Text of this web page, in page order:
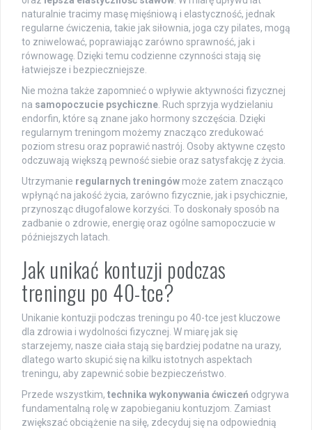
naturalnie tracimy masę mięśniową i elastyczność, jednak
regularne ćwiczenia, takie jak siłownia, joga czy pilates, mogą
to zniwelować, poprawiając zarówno sprawność, jak i
równowagę. Dzięki temu codzienne czynności stają się
łatwiejsze i bezpieczniejsze.
Nie można także zapomnieć o wpływie aktywności fizycznej
na samopoczucie psychiczne. Ruch sprzyja wydzielaniu
endorfin, które są znane jako hormony szczęścia. Dzięki
regularnym treningom możemy znacząco zredukować
poziom stresu oraz poprawić nastrój. Osoby aktywne często
odczuwają większą pewność siebie oraz satysfakcję z życia.
Utrzymanie regularnych treningów może zatem znacząco
wpłynąć na jakość życia, zarówno fizycznie, jak i psychicznie,
przynosząc długofalowe korzyści. To doskonały sposób na
zadbanie o zdrowie, energię oraz ogólne samopoczucie w
późniejszych latach.
Jak unikać kontuzji podczas
treningu po 40-tce?
Unikanie kontuzji podczas treningu po 40-tce jest kluczowe
dla zdrowia i wydolności fizycznej. W miarę jak się
starzejemy, nasze ciała stają się bardziej podatne na urazy,
dlatego warto skupić się na kilku istotnych aspektach
treningu, aby zapewnić sobie bezpieczeństwo.
Przede wszystkim, technika wykonywania ćwiczeń odgrywa
fundamentalną rolę w zapobieganiu kontuzjom. Zamiast
zwiększać obciążenie na siłę, zdecyduj się na odpowiednią